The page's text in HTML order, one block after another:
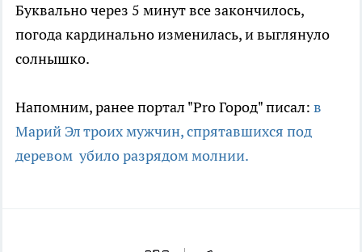
Буквально через 5 минут все закончилось,
погода кардинально изменилась, и выглянуло
солнышко.
Напомним, ранее портал "Pro Город" писал: в
Марий Эл троих мужчин, спрятавшихся под
деревом убило разрядом молнии.